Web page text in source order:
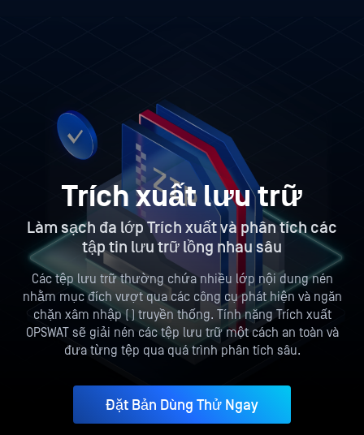
Trích xuất lưu trữ
Làm sạch đa lớp Trích xuất và phân tích các
tập tin lưu trữ lồng nhau sâu
Các tệp lưu trữ thường chứa nhiều lớp nội dung nén
nhằm mục đích vượt qua các công cụ phát hiện và ngăn
chặn xâm nhập ( ) truyền thống. Tính năng Trích xuất
OPSWAT sẽ giải nén các tệp lưu trữ một cách an toàn và
đưa từng tệp qua quá trình phân tích sâu.
Đặt Bản Dùng Thử Ngay